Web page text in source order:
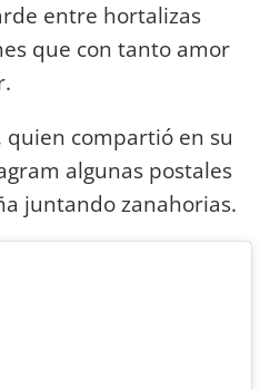
entre hortalizas
que con tanto amor
quien compartió en su
algunas postales
juntando zanahorias.